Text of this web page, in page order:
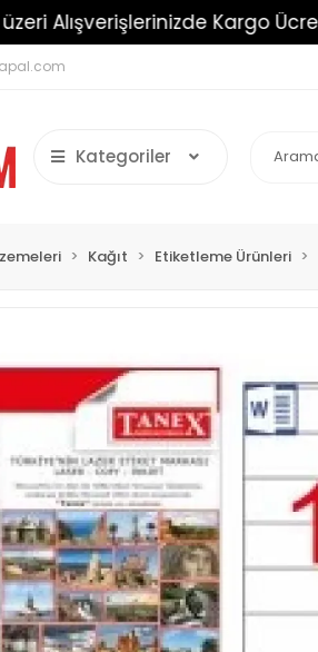
Alışverişlerinizde Kargo Ücretsiz!
Kategoriler
Kağıt Etiketleme Ürünleri